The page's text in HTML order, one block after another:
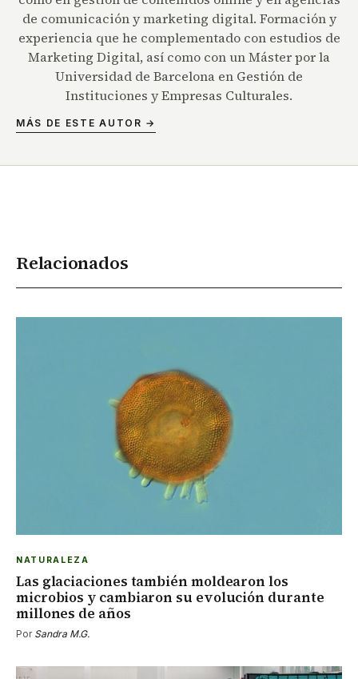
de comunicación y marketing digital. Formación y
experiencia que he complementado con estudios de
Marketing Digital, así como con un Máster por la
Universidad de Barcelona en Gestión de
Instituciones y Empresas Culturales.
MÁS DE ESTE AUTOR →
Relacionados
NATURALEZA
Las glaciaciones también moldearon los
microbios y cambiaron su evolución durante
millones de años
Por Sandra M.G.